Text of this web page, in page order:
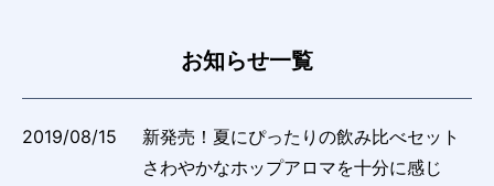
お知らせ一覧
2019/08/15
新発売！夏にぴったりの飲み比べセット
さわやかなホップアロマを十分に感じ